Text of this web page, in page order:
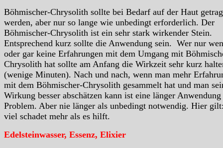
Böhmischer-Chrysolith sollte bei Bedarf auf der Haut
werden, aber nur so lange wie unbedingt erforderlich. Der
Böhmischer-Chrysolith ist ein sehr stark wirkender Stein.
Entsprechend kurz sollte die Anwendung sein. Wer nur
oder gar keine Erfahrungen mit dem Umgang mit
Chrysolith hat sollte am Anfang die Wirkzeit sehr kurz
(wenige Minuten). Nach und nach, wenn man mehr
mit dem Böhmischer-Chrysolith gesammelt hat und man
Wirkung besser abschätzen kann ist eine länger
Problem. Aber nie länger als unbedingt notwendig. Hier
viel schadet mehr als es hilft.
Edelsteinwasser, Essenz, Elixier